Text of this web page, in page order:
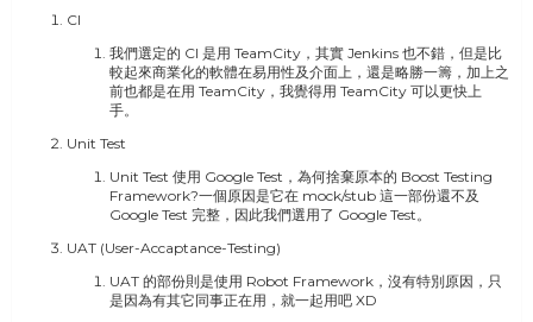
CI
我們選定的 CI 是用 TeamCity，其實 Jenkins 也不錯，但是比
較起來商業化的軟體在易用性及介面上，還是略勝一籌，加上之
前也都是在用 TeamCity，我覺得用 TeamCity 可以更快上
手。
Unit Test
Unit Test 使用 Google Test，為何捨棄原本的 Boost Testing
Framework?一個原因是它在 mock/stub 這一部份還不及
Google Test 完整，因此我們選用了 Google Test。
UAT (User-Accaptance-Testing)
UAT 的部份則是使用 Robot Framework，沒有特別原因，只
是因為有其它同事正在用，就一起用吧 XD